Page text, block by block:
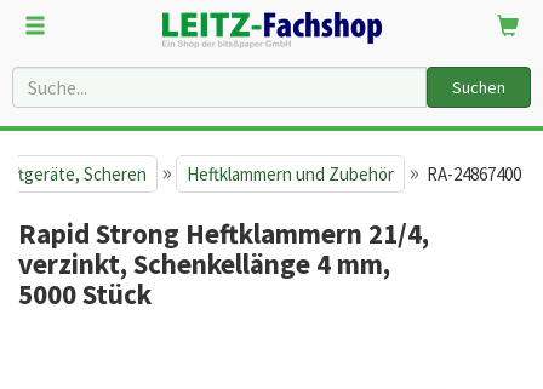
Suchen
Scheren » Heftklammern und Zubehör » RA-24867400
Rapid Strong Heftklammern 21/4,
verzinkt, Schenkellänge 4 mm,
5000 Stück